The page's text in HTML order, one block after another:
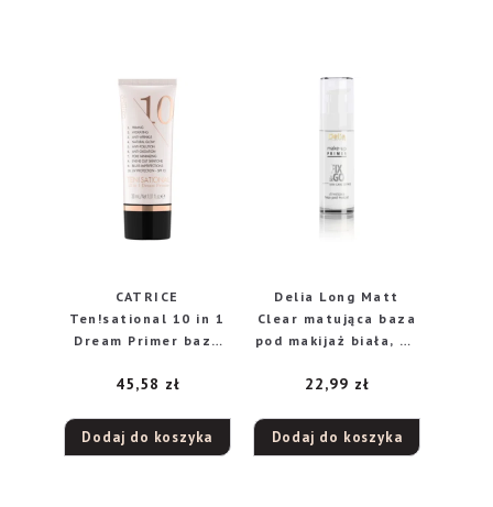
CATRICE
Ten!sational 10 in 1
Dream Primer baza
45,58 zł
Dodaj do koszyka
Delia Long Matt
Clear matująca baza
pod makijaż biała, 30
22,99 zł
Dodaj do koszyka